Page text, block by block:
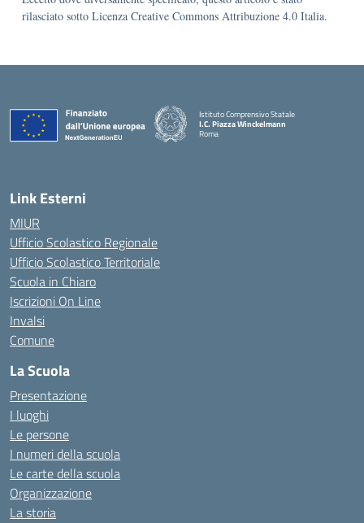
rilasciato sotto Licenza Creative Commons Attribuzione 4.0 Italia.
Istituto Comprensivo Statale
I.C. Piazza Winckelmann
Roma
Link Esterni
MIUR
Ufficio Scolastico Regionale
Ufficio Scolastico Territoriale
Scuola in Chiaro
Iscrizioni On Line
Invalsi
Comune
La Scuola
Presentazione
I luoghi
Le persone
I numeri della scuola
Le carte della scuola
Organizzazione
La storia